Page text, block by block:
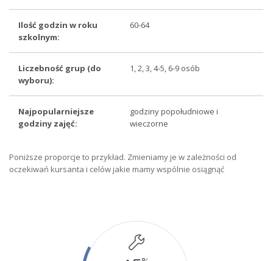
Ilość godzin w roku
szkolnym:
60-64
Liczebność grup (do
wyboru):
1, 2, 3, 4-5, 6-9 osób
Najpopularniejsze
godziny zajęć:
godziny popołudniowe i
wieczorne
Poniższe proporcje to przykład. Zmieniamy je w zależności od
oczekiwań kursanta i celów jakie mamy wspólnie osiągnąć